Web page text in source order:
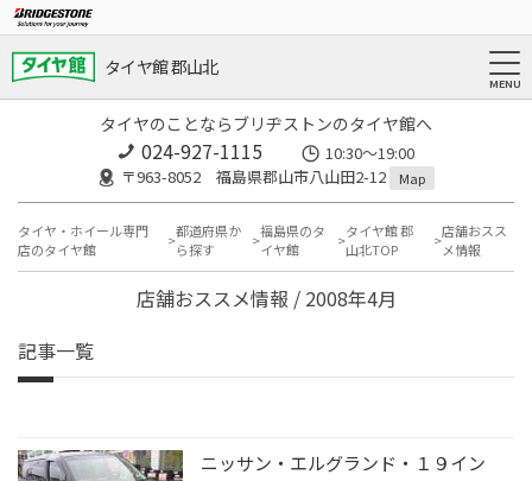
タイヤ館 郡山北
タイヤのことならブリヂストンのタイヤ館へ
024-927-1115
10:30〜19:00
〒963-8052 福島県郡山市八山田2-12
Map
タイヤ・ホイール専門
店のタイヤ館
都道府県か
ら探す
福島県のタ
イヤ館
タイヤ館 郡
山北TOP
店舗おスス
メ情報
店舗おススメ情報 / 2008年4月
記事一覧
ニッサン・エルグランド・１９イン